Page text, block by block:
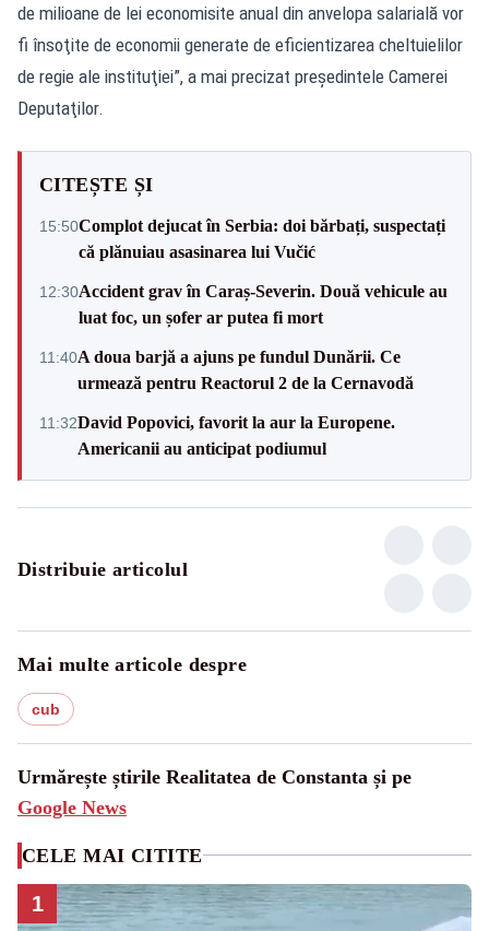
de milioane de lei economisite anual din anvelopa salarială vor
fi însoţite de economii generate de eficientizarea cheltuielilor
de regie ale instituţiei”, a mai precizat preşedintele Camerei
Deputaţilor.
CITEȘTE ȘI
15:50Complot dejucat în Serbia: doi bărbați, suspectați
că plănuiau asasinarea lui Vučić
12:30Accident grav în Caraș-Severin. Două vehicule au
luat foc, un șofer ar putea fi mort
11:40A doua barjă a ajuns pe fundul Dunării. Ce
urmează pentru Reactorul 2 de la Cernavodă
11:32David Popovici, favorit la aur la Europene.
Americanii au anticipat podiumul
Distribuie articolul
Mai multe articole despre
cub
Urmărește știrile Realitatea de Constanta și pe
Google News
CELE MAI CITITE
1